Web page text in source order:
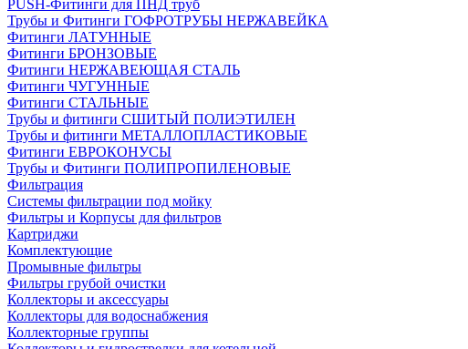
PUSH-Фитинги для ПНД труб
Трубы и Фитинги ГОФРОТРУБЫ НЕРЖАВЕЙКА
Фитинги ЛАТУННЫЕ
Фитинги БРОНЗОВЫЕ
Фитинги НЕРЖАВЕЮЩАЯ СТАЛЬ
Фитинги ЧУГУННЫЕ
Фитинги СТАЛЬНЫЕ
Трубы и фитинги СШИТЫЙ ПОЛИЭТИЛЕН
Трубы и фитинги МЕТАЛЛОПЛАСТИКОВЫЕ
Фитинги ЕВРОКОНУСЫ
Трубы и Фитинги ПОЛИПРОПИЛЕНОВЫЕ
Фильтрация
Системы фильтрации под мойку
Фильтры и Корпусы для фильтров
Картриджи
Комплектующие
Промывные фильтры
Фильтры грубой очистки
Коллекторы и аксессуары
Коллекторы для водоснабжения
Коллекторные группы